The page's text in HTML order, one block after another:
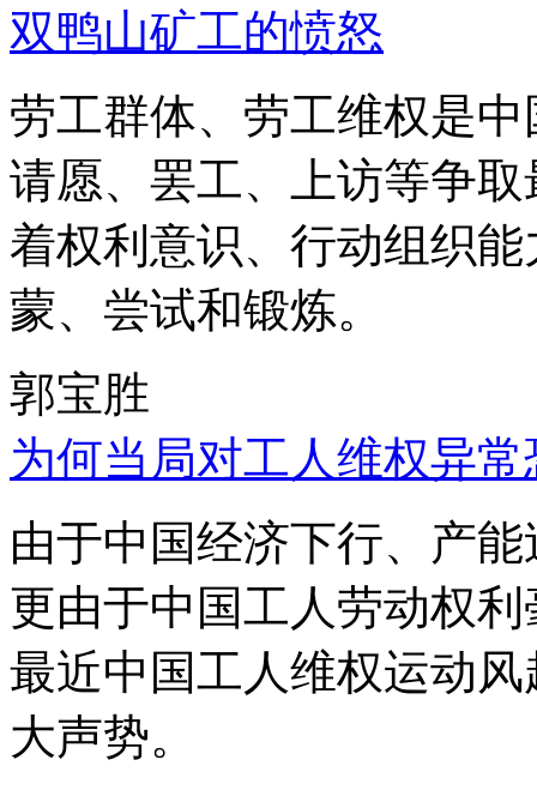
双鸭山矿工的愤怒
劳工群体、劳工维权是
请愿、罢工、上访等争
着权利意识、行动组织
蒙、尝试和锻炼。
郭宝胜
为何当局对工人维权异
由于中国经济下行、产
更由于中国工人劳动权
最近中国工人维权运动
大声势。